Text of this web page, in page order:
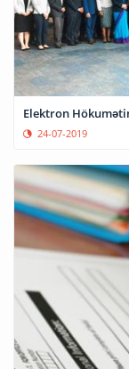
Elektron
24-07-2019